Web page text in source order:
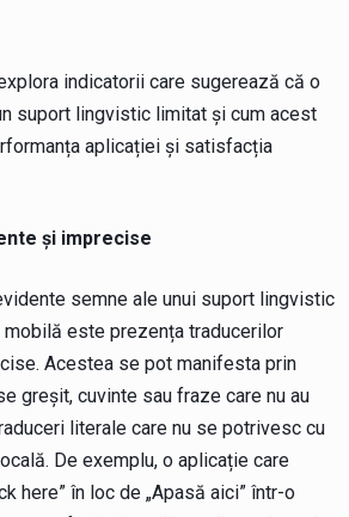
indicatorii care sugerează că o
suport lingvistic limitat și cum acest
aplicației și satisfacția
și imprecise
semne ale unui suport lingvistic
este prezența traducerilor
Acestea se pot manifesta prin
greșit, cuvinte sau fraze care nu au
literale care nu se potrivesc cu
De exemplu, o aplicație care
here” în loc de „Apasă aici” într-o